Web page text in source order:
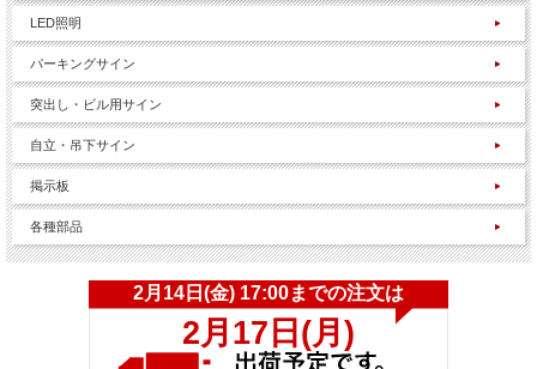
LED照明
パーキングサイン
突出し・ビル用サイン
自立・吊下サイン
掲示板
各種部品